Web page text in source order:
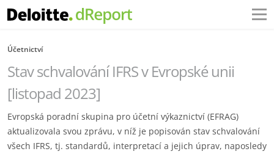
Účetnictví
Stav schvalování IFRS v Evropské unii
[listopad 2023]
Evropská poradní skupina pro účetní výkaznictví (EFRAG)
aktualizovala svou zprávu, v níž je popisován stav schvalování
všech IFRS, tj. standardů, interpretací a jejich úprav, naposledy